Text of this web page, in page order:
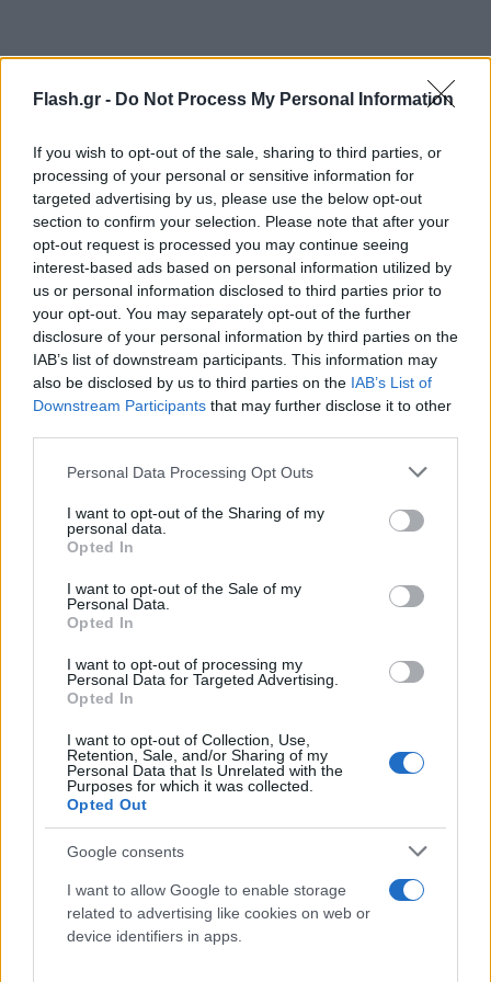
Flash.gr - Do Not Process My Personal Information
If you wish to opt-out of the sale, sharing to third parties, or
processing of your personal or sensitive information for
targeted advertising by us, please use the below opt-out
section to confirm your selection. Please note that after your
opt-out request is processed you may continue seeing
interest-based ads based on personal information utilized by
us or personal information disclosed to third parties prior to
your opt-out. You may separately opt-out of the further
disclosure of your personal information by third parties on the
IAB’s list of downstream participants. This information may
also be disclosed by us to third parties on the IAB’s List of
Downstream Participants that may further disclose it to other
Please note that this website/app uses one or more Google
not limited to your visit or usage behaviour. You may click to
grant or deny consent to Google and its third-party tags to
use your data for below specified purposes in below Google
consent section.
Personal Data Processing Opt Outs
I want to opt-out of the Sharing of my
personal data.
Opted In
I want to opt-out of the Sale of my
Personal Data.
Opted In
I want to opt-out of processing my
Personal Data for Targeted Advertising.
Opted In
I want to opt-out of Collection, Use,
Retention, Sale, and/or Sharing of my
Personal Data that Is Unrelated with the
Purposes for which it was collected.
Opted Out
Google consents
I want to allow Google to enable storage
related to advertising like cookies on web or
device identifiers in apps.
Ο Αρούρι και άλλα έξι μέλη και στελέχη της Χαμάς
σκοτώθηκαν από πλήγμα, που αποδίδεται από τη
Βηρυτό στο Ισραήλ, στα γραφεία του ισλαμιστικού
κινήματος, το βράδυ της Τρίτης, στο προπύργιο
της πανίσχυρης, φιλοϊρανικής οργάνωσης
Χεζμπολάχ. Το επίσημο ειδησεογραφικό
πρακτορείο του Λιβάνου Ani μετέδωσε την Τρίτη
ότι η επίθεση αυτή πραγματοποιήθηκε με μη
επανδρωμένο αεροσκάφος. Ήταν η πρώτη φορά,
μετά την έναρξη του πολέμου στη Γάζα, που
μπήκαν στο στόχαστρο τα προάστια της Βηρυτού.